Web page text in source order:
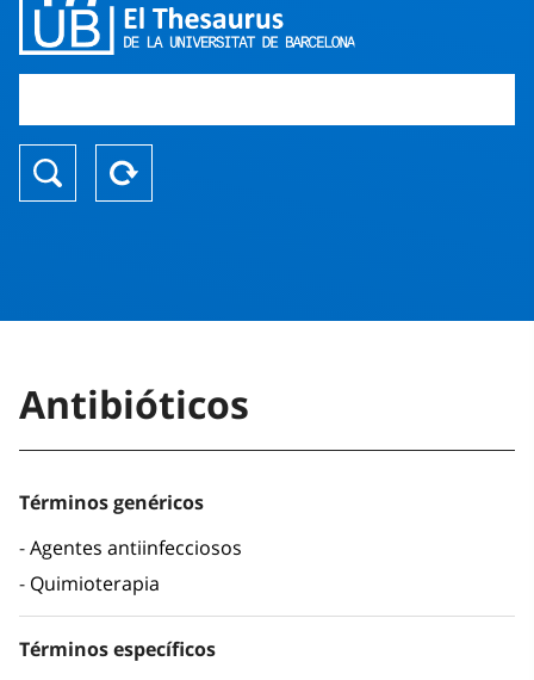
Antibióticos
Términos genéricos
Agentes antiinfecciosos
Quimioterapia
Términos específicos